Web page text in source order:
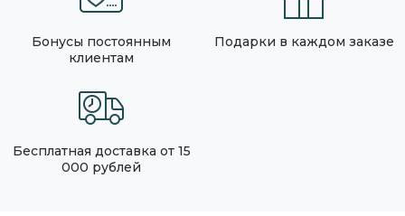
Бонусы постоянным
клиентам
Подарки в каждом заказе
Бесплатная доставка от 15
000 рублей